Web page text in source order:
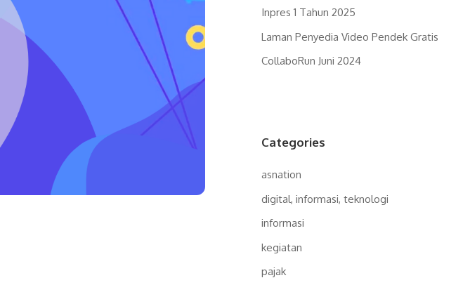
Inpres 1 Tahun 2025
Laman Penyedia Video Pendek Gratis
CollaboRun Juni 2024
Categories
asnation
digital, informasi, teknologi
informasi
kegiatan
pajak